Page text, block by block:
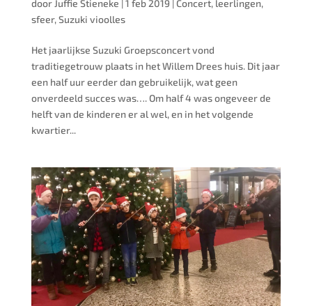
door Juffie Stieneke |1 feb 2019 |Concert, leerlingen,
sfeer,Suzuki vioolles
Het jaarlijkse Suzuki Groepsconcert vond
traditiegetrouw plaats in het Willem Drees huis. Dit jaar
een half uur eerder dan gebruikelijk, wat geen
onverdeeld succes was…. Om half 4 was ongeveer de
helft van de kinderen er al wel, en in het volgende
kwartier...